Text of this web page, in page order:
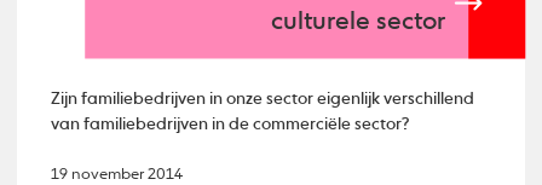
culturele sector
Zijn familiebedrijven in onze sector eigenlijk verschillend
van familiebedrijven in de commerciële sector?
19 november 2014